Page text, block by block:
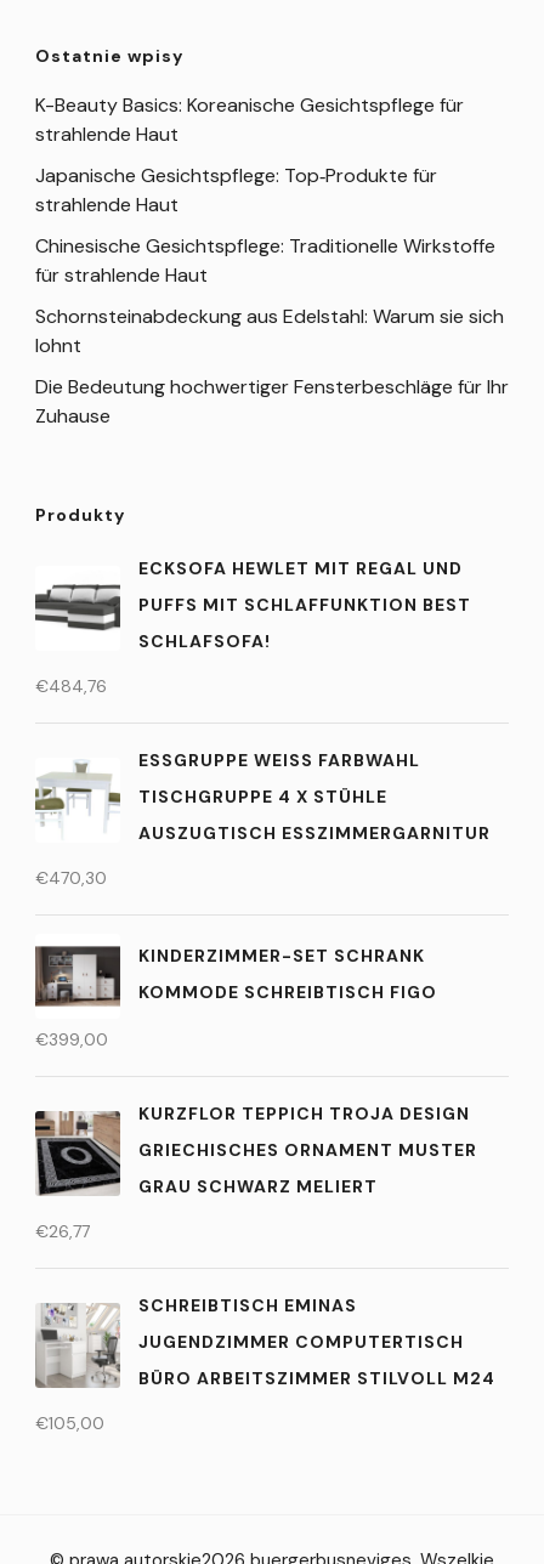
Ostatnie wpisy
K-Beauty Basics: Koreanische Gesichtspflege für
strahlende Haut
Japanische Gesichtspflege: Top‑Produkte für
strahlende Haut
Chinesische Gesichtspflege: Traditionelle Wirkstoffe
für strahlende Haut
Schornsteinabdeckung aus Edelstahl: Warum sie sich
lohnt
Die Bedeutung hochwertiger Fensterbeschläge für Ihr
Zuhause
Produkty
ECKSOFA HEWLET MIT REGAL UND
PUFFS MIT SCHLAFFUNKTION BEST
SCHLAFSOFA!
€484,76
ESSGRUPPE WEISS FARBWAHL T
ISCHGRUPPE 4 X STÜHLE A
USZUGTISCH ESSZIMMERGARNITUR
€470,30
KINDERZIMMER-SET SCHRANK
KOMMODE SCHREIBTISCH FIGO
€399,00
KURZFLOR TEPPICH TROJA DESIGN
GRIECHISCHES ORNAMENT MUSTER
GRAU SCHWARZ MELIERT
€26,77
SCHREIBTISCH EMINAS
JUGENDZIMMER COMPUTERTISCH
BÜRO ARBEITSZIMMER STILVOLL M24
€105,00